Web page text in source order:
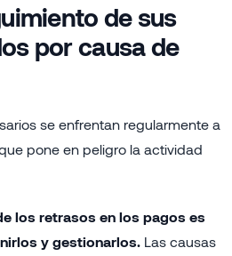
de sus
​​por causa de
se enfrentan regularmente a
pone en peligro la actividad
los retrasos en los pagos es
y gestionarlos. Las causas